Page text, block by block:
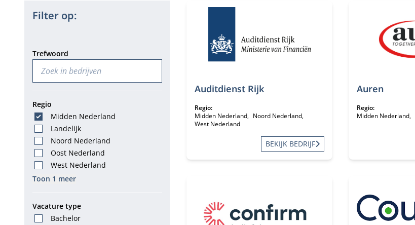
Filter op:
Trefwoord
Regio
Midden Nederland
Landelijk
Noord Nederland
Oost Nederland
West Nederland
Toon 1 meer
Vacature type
Bachelor
32 bedrijven
Auditdienst Rijk
Regio:
Midden Nederland
Noord Nederland
West Nederland
BEKIJK BEDRIJF
Auren
Regio:
Midden Nederland